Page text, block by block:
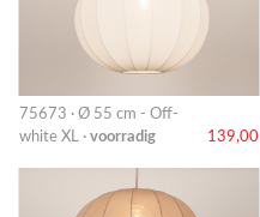
75673 · Ø 55 cm - Off-
white XL · voorradig 139,00